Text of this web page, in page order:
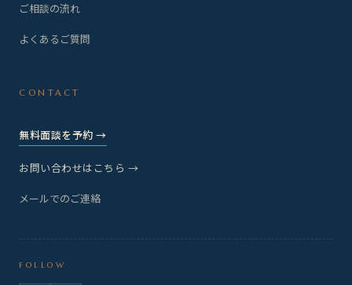
ご相談の流れ
よくあるご質問
CONTACT
無料面談を予約 →
お問い合わせはこちら →
メールでのご連絡
FOLLOW